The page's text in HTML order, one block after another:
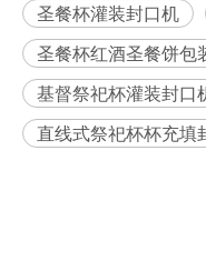
圣餐杯灌装封口机
圣餐杯红酒圣餐饼包
基督祭祀杯灌装封口
直线式祭祀杯杯充填